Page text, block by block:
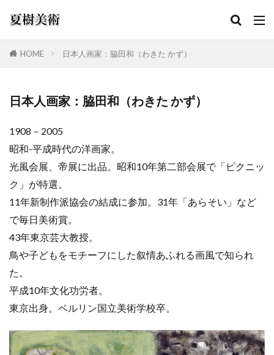
HOME 日本人画家：脇田和（わきた かず）
日本人画家：脇田和（わきた かず）
1908－2005
昭和-平成時代の洋画家。
光風会展、帝展に出品。昭和10年第二部会展で「ピクニッ
ク」が特選。
11年新制作派協会の結成に参加。31年「あらそい」など
で毎日美術賞。
43年東京芸大教授。
鳥や子どもをモチーフにした叙情あふれる画風で知られ
た。
平成10年文化功労者。
東京出身。ベルリン国立美術学校卒。
カテゴリー